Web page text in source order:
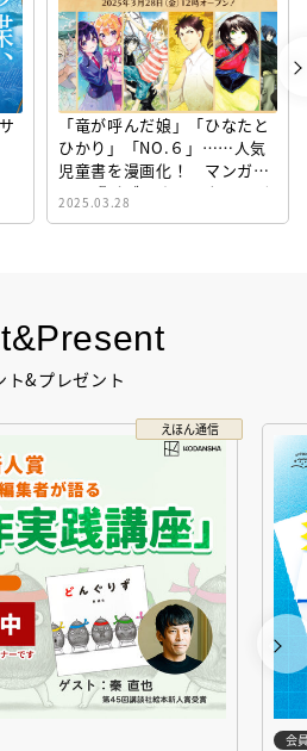
ト&プレゼント
えほん通信
会
「竜が呼んだ娘」「ひなたと
ひかり」「NO.６」……人気
児童書を漫画化！ マンガサ
イト『ビブリオシリウス』誕
生！
2025.03.28